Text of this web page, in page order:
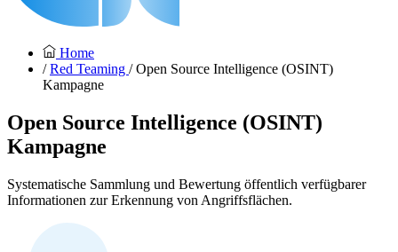
Home
/Red Teaming / Open Source Intelligence (OSINT)
Kampagne
Open Source Intelligence (OSINT)
Kampagne
Systematische Sammlung und Bewertung öffentlich verfügbarer
Informationen zur Erkennung von Angriffsflächen.